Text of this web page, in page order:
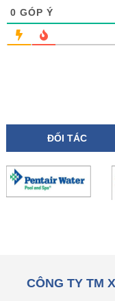
0 GÓP Ý
ĐỐI TÁC
CÔNG TY TM